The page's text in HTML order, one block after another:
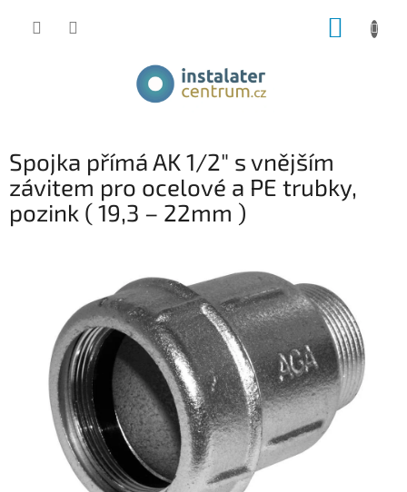
Spojka přímá AK 1/2" s vnějším
závitem pro ocelové a PE trubky,
pozink ( 19,3 – 22mm )